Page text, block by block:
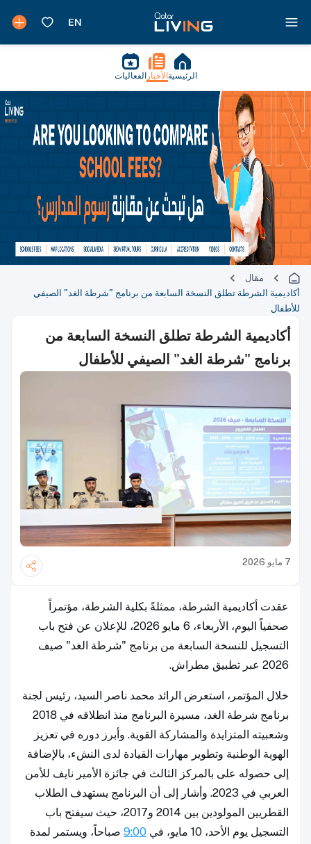
الرئيسية الأخبار الفعاليات
مقال
أكاديمية الشرطة تطلق النسخة السابعة من برنامج "شرطة الغد" الصيفي
للأطفال
أكاديمية الشرطة تطلق النسخة السابعة من
برنامج "شرطة الغد" الصيفي للأطفال
7 مايو 2026
عقدت أكاديمية الشرطة، ممثلةً بكلية الشرطة، مؤتمراً
صحفياً اليوم، الأربعاء، 6 مايو 2026، للإعلان عن فتح باب
التسجيل للنسخة السابعة من برنامج "شرطة الغد" صيف
2026 عبر تطبيق مطراش.
خلال المؤتمر، استعرض الرائد محمد ناصر السيد، رئيس لجنة
برنامج شرطة الغد، مسيرة البرنامج منذ انطلاقه في 2018
وشعبيته المتزايدة والمشاركة القوية. وأبرز دوره في تعزيز
الهوية الوطنية وتطوير مهارات القيادة لدى النشء، بالإضافة
إلى حصوله على بالمركز الثالث في جائزة الأمير نايف للأمن
العربي في 2023. وأشار إلى أن البرنامج يستهدف الطلاب
القطريين المولودين بين 2014 و2017، حيث سيفتح باب
التسجيل يوم الأحد، 10 مايو، في
9:00 صباحاً، ويستمر لمدة